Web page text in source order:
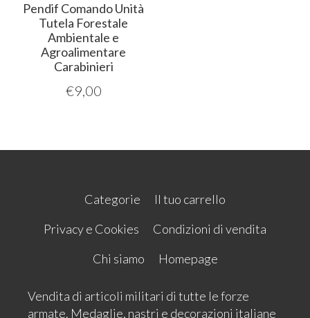
Pendif Comando Unità
Tutela Forestale
Ambientale e
Agroalimentare
Carabinieri
€9,00
Categorie
Il tuo carrello
Privacy e Cookies
Condizioni di vendita
Chi siamo
Homepage
Vendita di articoli militari di tutte le forze
armate. Medaglie, nastri e decorazioni italiane